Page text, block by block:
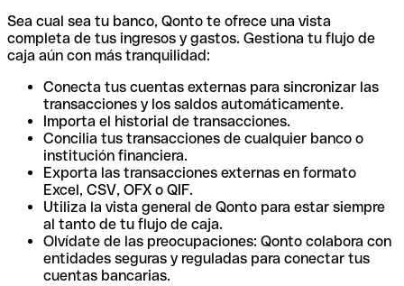
Sea cual sea tu banco, Qonto te ofrece una vista
completa de tus ingresos y gastos. Gestiona tu flujo de
caja aún con más tranquilidad:
Conecta tus cuentas externas para sincronizar las
transacciones y los saldos automáticamente.
Importa el historial de transacciones.
Concilia tus transacciones de cualquier banco o
institución financiera.
Exporta las transacciones externas en formato
Excel, CSV, OFX o QIF.
Utiliza la vista general de Qonto para estar siempre
al tanto de tu flujo de caja.
Olvídate de las preocupaciones: Qonto colabora con
entidades seguras y reguladas para conectar tus
cuentas bancarias.